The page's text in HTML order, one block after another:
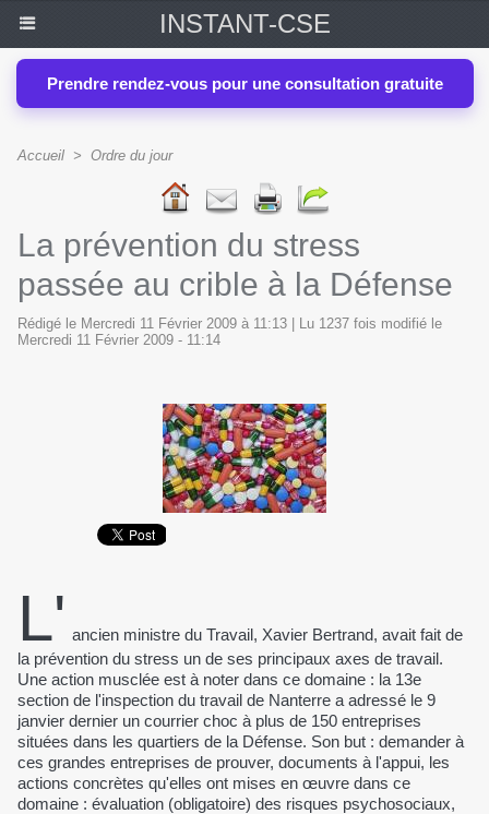
INSTANT-CSE
Prendre rendez-vous pour une consultation gratuite
Accueil > Ordre du jour
La prévention du stress
passée au crible à la Défense
Rédigé le Mercredi 11 Février 2009 à 11:13 | Lu 1237 fois modifié le
Mercredi 11 Février 2009 - 11:14
L' ancien ministre du Travail, Xavier Bertrand, avait fait de
la prévention du stress un de ses principaux axes de travail.
Une action musclée est à noter dans ce domaine : la 13e
section de l'inspection du travail de Nanterre a adressé le 9
janvier dernier un courrier choc à plus de 150 entreprises
situées dans les quartiers de la Défense. Son but : demander à
ces grandes entreprises de prouver, documents à l'appui, les
actions concrètes qu'elles ont mises en œuvre dans ce
domaine : évaluation (obligatoire) des risques psychosociaux,